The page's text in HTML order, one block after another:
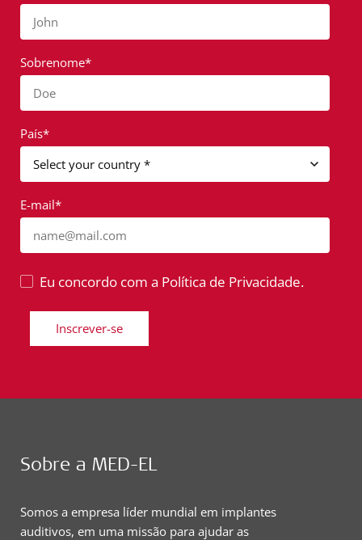
John
Sobrenome*
Doe
País*
E-mail*
name@mail.com
Eu concordo com a Política de Privacidade.
Inscrever-se
Sobre a MED-EL
Somos a empresa líder mundial em implantes
auditivos, em uma missão para ajudar as